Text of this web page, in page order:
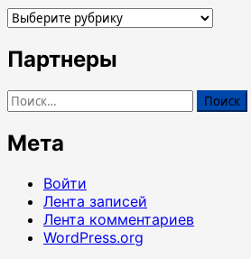
Рубрики
Партнеры
Найти:
Мета
Войти
Лента записей
Лента комментариев
WordPress.org